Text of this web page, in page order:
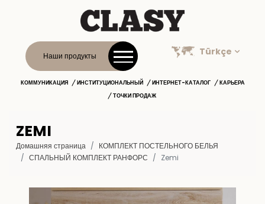
Наши продукты Türkçe
КОММУНИКАЦИЯ ИНСТИТУЦИОНАЛЬНЫЙ ИНТЕРНЕТ-КАТАЛОГ
КАРЬЕРА
ТОЧКИ ПРОДАЖ
ZEMI
Домашняя страница
КОМПЛЕКТ ПОСТЕЛЬНОГО БЕЛЬЯ
СПАЛЬНЫЙ КОМПЛЕКТ РАНФОРС
Zemi